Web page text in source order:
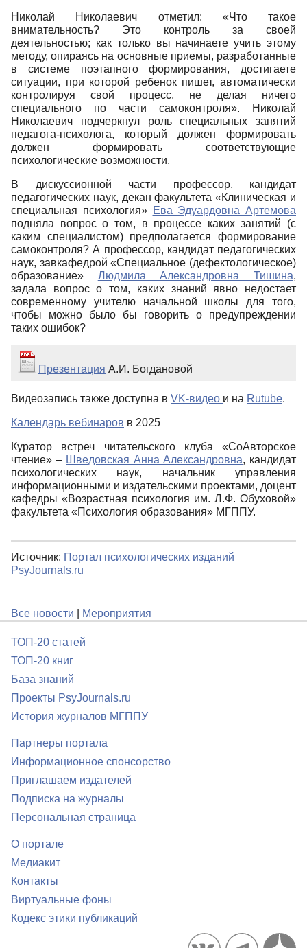
Николай Николаевич отметил: «Что такое
внимательность? Это контроль за своей
деятельностью; как только вы начинаете учить этому
методу, опираясь на основные приемы, разработанные
в системе поэтапного формирования, достигаете
ситуации, при которой ребенок пишет, автоматически
контролируя свой процесс, не делая ничего
специального по части самоконтроля». Николай
Николаевич подчеркнул роль специальных занятий
педагога-психолога, который должен формировать
должен формировать соответствующие
психологические возможности.
В дискуссионной части профессор, кандидат
педагогических наук, декан факультета «Клиническая и
специальная психология» Ева Эдуардовна Артемова
подняла вопрос о том, в процессе каких занятий (с
каким специалистом) предполагается формирование
самоконтроля? А профессор, кандидат педагогических
наук, завкафедрой «Специальное (дефектологическое)
образование» Людмила Александровна Тишина,
задала вопрос о том, каких знаний явно недостает
современному учителю начальной школы для того,
чтобы можно было бы говорить о предупреждении
таких ошибок?
Презентация А.И. Богдановой
Видеозапись также доступна в VK-видео и на Rutube.
Календарь вебинаров в 2025
Куратор встреч читательского клуба «СоАвторское
чтение» – Шведовская Анна Александровна, кандидат
психологических наук, начальник управления
информационными и издательскими проектами, доцент
кафедры «Возрастная психология им. Л.Ф. Обуховой»
факультета «Психология образования» МГППУ.
Источник: Портал психологических изданий
PsyJournals.ru
Все новости Мероприятия
ТОП-20 статей
ТОП-20 книг
База знаний
Проекты PsyJournals.ru
История журналов МГППУ
Партнеры портала
Информационное спонсорство
Приглашаем издателей
Подписка на журналы
Персональная страница
О портале
Медиакит
Контакты
Виртуальные фоны
Кодекс этики публикаций